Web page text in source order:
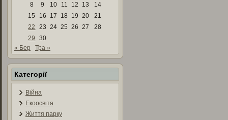
8
9 10 11 12 13
14
15
16 17 18 19 20
21
22
23 24 25 26 27
28
29
30
« Бер
Тра »
Категорії
Війна
Екоосвіта
Життя парку